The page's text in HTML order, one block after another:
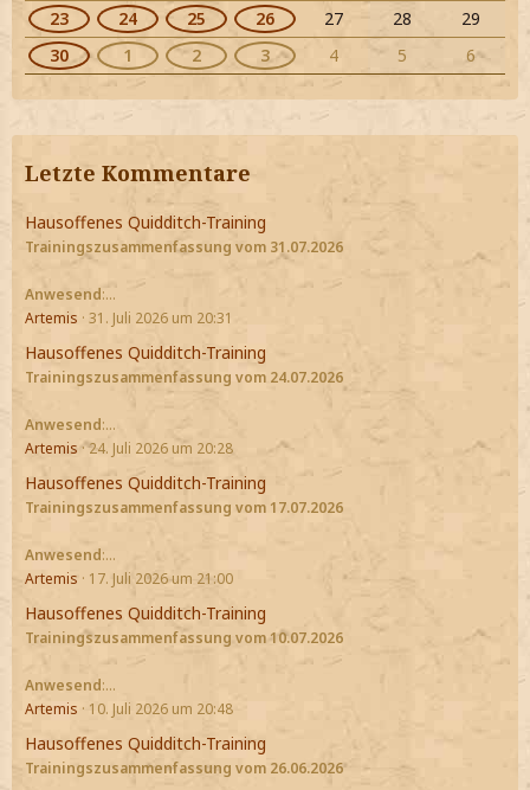
23
24 25 26 27 28
29
30
1 2 3 4 5 6
Letzte Kommentare
Hausoffenes Quidditch-Training
Trainingszusammenfassung vom 31.07.2026
Anwesend:…
Artemis 31. Juli 2026 um 20:31
Hausoffenes Quidditch-Training
Trainingszusammenfassung vom 24.07.2026
Anwesend:…
Artemis 24. Juli 2026 um 20:28
Hausoffenes Quidditch-Training
Trainingszusammenfassung vom 17.07.2026
Anwesend:…
Artemis
17. Juli 2026 um 21:00
Hausoffenes Quidditch-Training
Trainingszusammenfassung vom 10.07.2026
Anwesend:…
Artemis
10. Juli 2026 um 20:48
Hausoffenes Quidditch-Training
Trainingszusammenfassung vom 26.06.2026